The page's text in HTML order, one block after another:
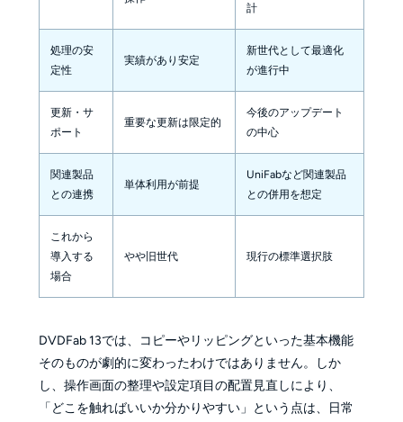
計
処理の安
定性
実績があり安定
新世代として最適化
が進行中
更新・サ
ポート
重要な更新は限定的
今後のアップデート
の中心
関連製品
との連携
単体利用が前提
UniFabなど関連製品
との併用を想定
これから
導入する
場合
やや旧世代 現行の標準選択肢
DVDFab 13では、コピーやリッピングといった基本機能
そのものが劇的に変わったわけではありません。しか
し、操作画面の整理や設定項目の配置見直しにより、
「どこを触ればいいか分かりやすい」という点は、日常